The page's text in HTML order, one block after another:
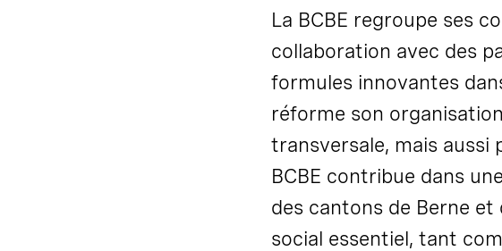
La BCBE regroupe ses
collaboration avec des
formules innovantes
réforme son
transversale, mais aussi
BCBE contribue dans
des cantons de Berne
social essentiel, tant